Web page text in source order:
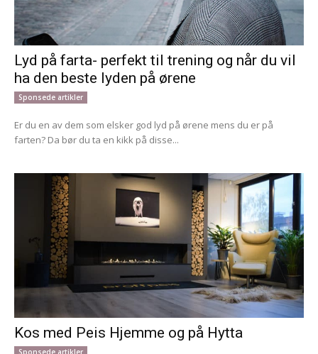
Lyd på farta- perfekt til trening og når du vil
ha den beste lyden på ørene
Sponsede artikler
Er du en av dem som elsker god lyd på ørene mens du er på
farten? Da bør du ta en kikk på disse...
Kos med Peis Hjemme og på Hytta